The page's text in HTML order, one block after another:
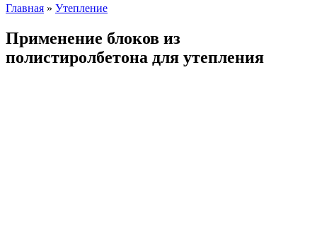
Главная » Утепление
Применение блоков из
полистиролбетона для утепления